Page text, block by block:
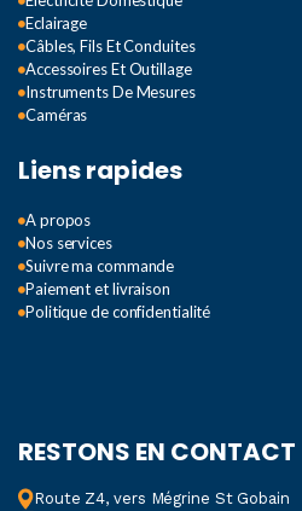
Eclairage
Câbles, Fils Et Conduites
Accessoires Et Outillage
Instruments De Mesures
Caméras
Liens rapides
A propos
Nos services
Suivre ma commande
Paiement et livraison
Politique de confidentialité
RESTONS EN CONTACT
Route Z4, vers Mégrine St Gobain